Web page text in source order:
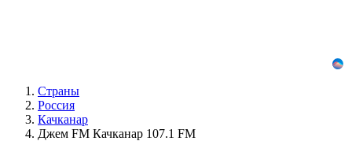
Страны
Россия
Качканар
Джем FM Качканар 107.1 FM